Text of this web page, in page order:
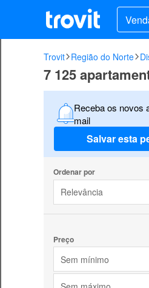
Trovit Região do Norte
7 125
Receba os novos
mail
Salvar esta
Ordenar por
Relevância
Preço
Sem mínimo